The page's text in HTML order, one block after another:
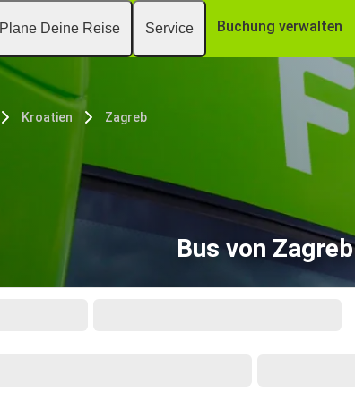
Plane Deine Reise Service Buchung verwalten
Kroatien Zagreb
Bus von